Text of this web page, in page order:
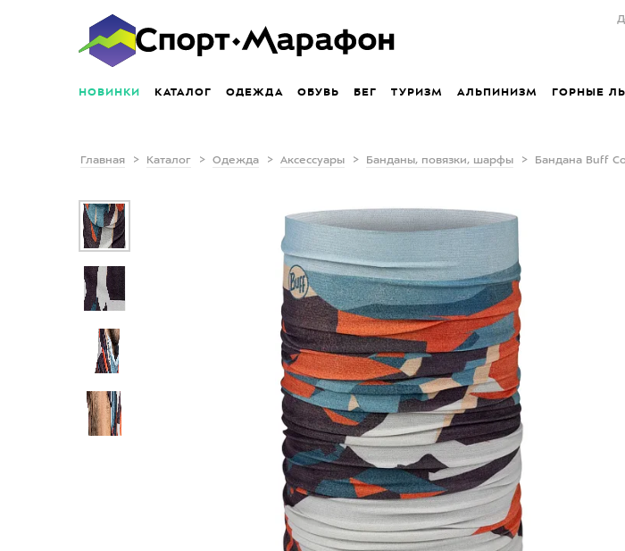
НОВИНКИ КАТАЛОГ ОДЕЖДА ОБУВЬ БЕГ ТУРИЗМ АЛЬПИНИЗМ ГОРНЫЕ
Главная Каталог Одежда Аксессуары Банданы, повязки, шарфы Бандана Buff